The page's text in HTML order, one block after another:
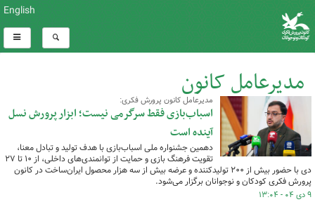
English
مدیرعامل کانون
کل اخبار:934
مدیرعامل کانون پرورش فکری:
اسباب‌بازی فقط سرگرمی نیست؛ ابزار پرورش نسل
آینده است
دهمین جشنواره ملی اسباب‌بازی با هدف تولید و تبادل معنا،
تقویت فرهنگ بازی و حمایت از توانمندی‌های داخلی، از ۱۰ تا ۲۷
دی ‌با حضور بیش از ۲۰۰ تولیدکننده و عرضه بیش از سه هزار محصول ایران‌ساخت در کانون
پرورش فکری کودکان و نوجوانان برگزار می‌شود.
۹ دی ۰۴ - ۱۳:۰۴